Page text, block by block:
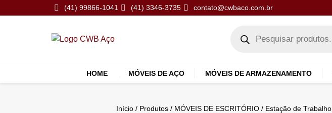
(41) 99866-1041 (41) 3346-3735 contato@cwbaco.com.br
HOME MÓVEIS DE AÇO MÓVEIS DE ARMAZENAMENTO
Início / Produtos / MÓVEIS DE ESCRITÓRIO / Estação de Trabalho